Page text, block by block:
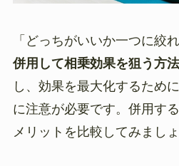
「どっちがいいか一つに絞
併用して相乗効果を狙う方法
し、効果を最大化するため
に注意が必要です。併用す
メリットを比較してみましょ